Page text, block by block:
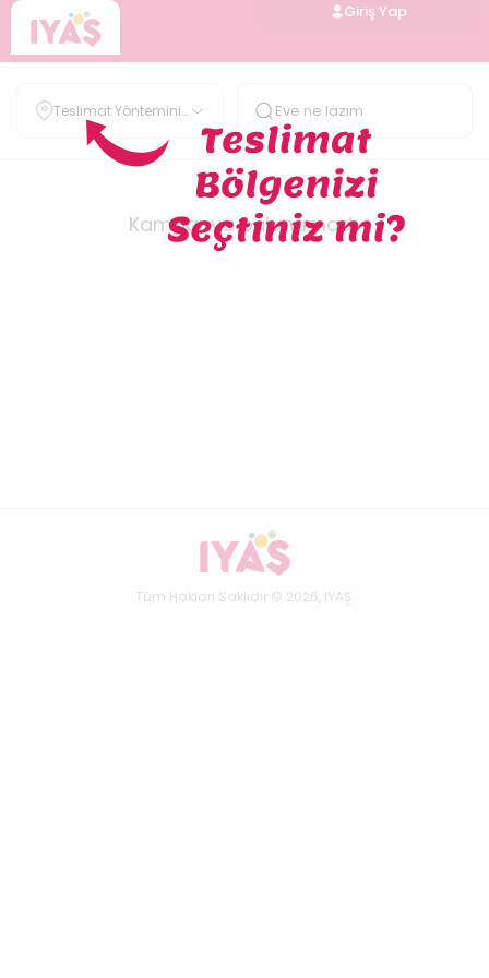
Giriş Yap
Teslimat Yöntemini
Belirle
Kampanya bulunamadı.
Tüm Hakları Saklıdır © 2026, IYAŞ.